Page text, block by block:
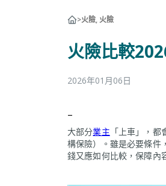
>火險, 火險
火險比較
2026年01月06日
–
大部分業主 「上車」，
構保險）。雖是必要條件
錢又應如何比較，保障內